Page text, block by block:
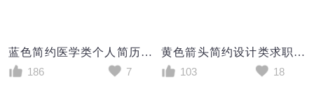
蓝色简约医学类个人简历医学生研究生求职简历word模板
186
7
黄色箭头简约设计类求职成套个人简历Word模板
103
18